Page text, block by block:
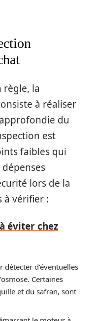
règle, la
à réaliser
du
est
faibles qui
lors de la
à vérifier :
éviter chez
détecter d’éventuelles
Certaines
et du safran, sont